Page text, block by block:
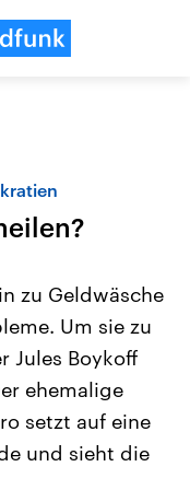
Beiträge,
und
die Vereinigten
zu Geldwäsche
Um sie zu
Jules Boykoff
ehemalige
setzt auf eine
und sieht die